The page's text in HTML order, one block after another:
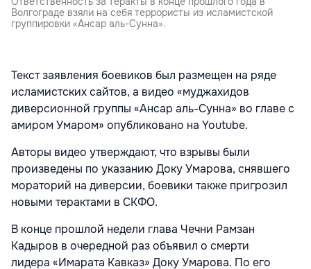
Волгограде взяли на себя террористы из исламистской
группировки «Ансар аль-Сунна».
Текст заявления боевиков был размещен на ряде
исламистских сайтов, а видео «муджахидов
диверсионной группы «Ансар аль-Сунна» во главе с
амиром Умаром» опубликовано на Youtube.
Авторы видео утверждают, что взрывы были
произведены по указанию Доку Умарова, снявшего
мораторий на диверсии, боевики также пригрозил
новыми терактами в СКФО.
В конце прошлой недели глава Чечни Рамзан
Кадыров в очередной разобъявил о смерти
лидера «Имарата Кавказ» Доку Умарова. По его